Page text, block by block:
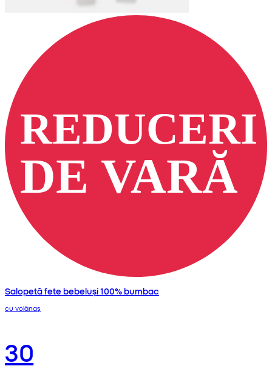
Salopetă fete bebeluși 100% bumbac
cu volănaș
30